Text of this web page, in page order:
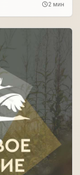
2 мин